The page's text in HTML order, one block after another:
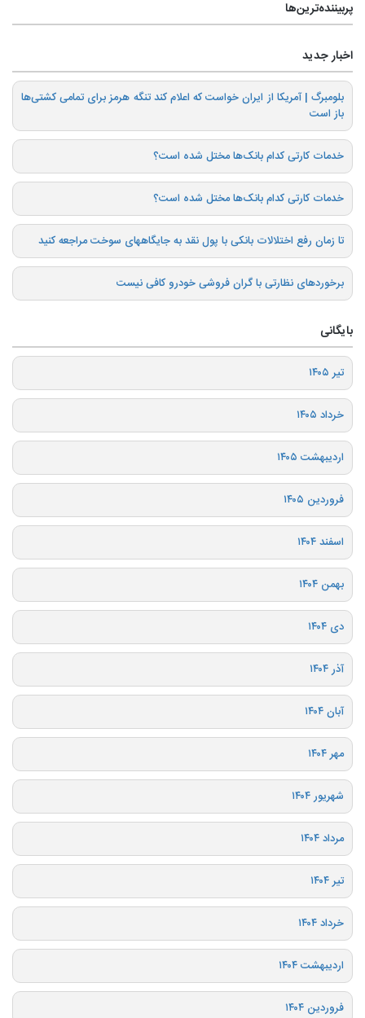
پربیننده‌ترین‌ها
اخبار جدید
بلومبرگ | آمریکا از ایران خواست که اعلام کند تنگه هرمز برای تمامی کشتی‌ها
باز است
خدمات کارتی کدام بانک‌ها مختل شده است؟
خدمات کارتی کدام بانک‌ها مختل شده است؟
تا زمان رفع اختلالات بانکی با پول نقد به جایگاههای سوخت مراجعه کنید
برخوردهای نظارتی با گران فروشی خودرو کافی نیست
بایگانی
تیر ۱۴۰۵
خرداد ۱۴۰۵
اردیبهشت ۱۴۰۵
فروردین ۱۴۰۵
اسفند ۱۴۰۴
بهمن ۱۴۰۴
دی ۱۴۰۴
آذر ۱۴۰۴
آبان ۱۴۰۴
مهر ۱۴۰۴
شهریور ۱۴۰۴
مرداد ۱۴۰۴
تیر ۱۴۰۴
خرداد ۱۴۰۴
اردیبهشت ۱۴۰۴
فروردین ۱۴۰۴